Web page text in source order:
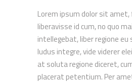
Lorem ipsum dolor sit
liberavisse id cum, no quo
intellegebat, liber regione eu
ludus integre, vide viderer
at soluta regione diceret,
placerat petentium. Per